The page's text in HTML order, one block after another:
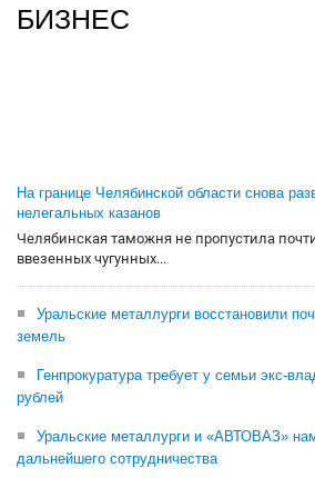
БИЗНЕС
На границе Челябинской области снова
нелегальных казанов
Челябинская таможня не пропустила
ввезенных чугунных...
Уральские металлурги восстановили
земель
Генпрокуратура требует у семьи экс-
рублей
Уральские металлурги и «АВТОВАЗ»
дальнейшего сотрудничества